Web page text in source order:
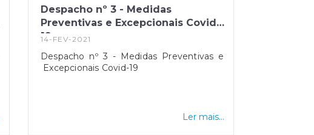
Despacho nº 3 - Medidas
Preventivas e Excepcionais Covid-
19
14-FEV-2021
Despacho nº 3 - Medidas Preventivas e
Excepcionais Covid-19
Ler mais...